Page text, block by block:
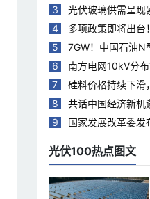
3
光伏玻璃供需呈现
4
多项政策即将出台
源工作重点
5
7GW！中国石油N
6
南方电网10kV分布
7
硅料价格持续下
8
共话中国经济新机
会国家合作热度持
9
国家发展改革委发
光伏100热点图文